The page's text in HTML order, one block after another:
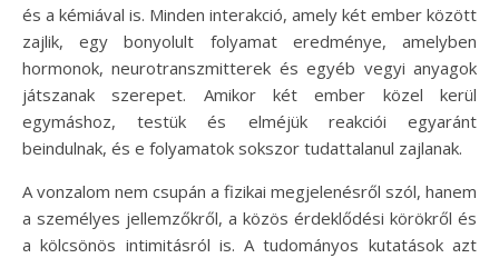
és a kémiával is. Minden interakció, amely két ember között
zajlik, egy bonyolult folyamat eredménye, amelyben
hormonok, neurotranszmitterek és egyéb vegyi anyagok
játszanak szerepet. Amikor két ember közel kerül
egymáshoz, testük és elméjük reakciói egyaránt
beindulnak, és e folyamatok sokszor tudattalanul zajlanak.
A vonzalom nem csupán a fizikai megjelenésről szól, hanem
a személyes jellemzőkről, a közös érdeklődési körökről és
a kölcsönös intimitásról is. A tudományos kutatások azt